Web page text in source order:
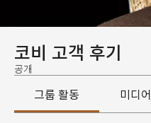
코비 고객 후기
공개
그룹 활동 미디어